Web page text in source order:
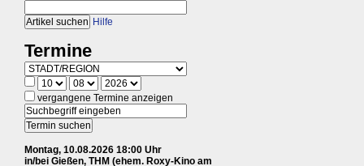
Hilfe
Termine
vergangene Termine anzeigen
Montag, 10.08.2026 18:00 Uhr
in/bei Gießen, THM (ehem. Roxy-Kino am